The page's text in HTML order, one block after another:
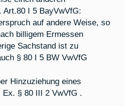
Art.80 I 5 BayVwVfG:
auf andere Weise, so
billigem Ermessen
Sachstand ist zu
§ 80 I 5 BW VwVfG
Hinzuziehung eines
Ex. § 80 III 2 VwVfG .